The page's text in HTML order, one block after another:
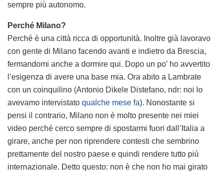
sempre più autonomo.
Perché Milano?
Perché è una città ricca di opportunità. Inoltre già lavoravo
con gente di Milano facendo avanti e indietro da Brescia,
fermandomi anche a dormire qui. Dopo un po’ ho avvertito
l’esigenza di avere una base mia. Ora abito a Lambrate
con un coinquilino (Antonio Dikele Distefano, ndr: noi lo
avevamo intervistato qualche mese fa). Nonostante si
pensi il contrario, Milano non è molto presente nei miei
video perché cerco sempre di spostarmi fuori dall’Italia a
girare, anche per non riprendere contesti che sembrino
prettamente del nostro paese e quindi rendere tutto più
internazionale. Detto questo: non è che non ho mai girato